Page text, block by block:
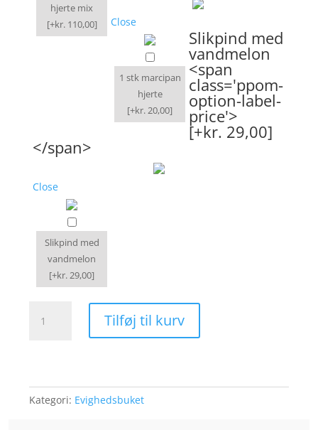
hjerte mix
[+kr. 110,00]
Close
1 stk marcipan
hjerte
[+kr. 20,00]
Slikpind med
vandmelon
<span
class='ppom-
option-label-
price'>
[+kr. 29,00]
</span>
Close
Slikpind med
vandmelon
[+kr. 29,00]
Evighedbuket
stor
Tilføj til kurv
Kategori: Evighedsbuket